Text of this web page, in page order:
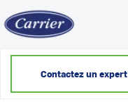
Contactez un expert